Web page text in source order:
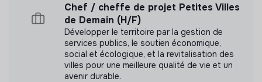
Chef / cheffe de projet Petites Villes
de Demain (H/F)
Développer le territoire par la gestion de
services publics, le soutien économique,
social et écologique, et la revitalisation des
villes pour une meilleure qualité de vie et un
avenir durable.